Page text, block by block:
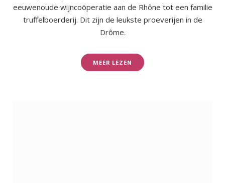
eeuwenoude wijncoöperatie aan de Rhône tot een familie
truffelboerderij. Dit zijn de leukste proeverijen in de
Drôme.
MEER LEZEN